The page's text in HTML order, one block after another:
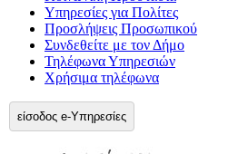
Υπηρεσίες για Πολίτες
Προσλήψεις Προσωπικού
Συνδεθείτε με τον Δήμο
Τηλέφωνα Υπηρεσιών
Χρήσιμα τηλέφωνα
είσοδος e-Υπηρεσίες